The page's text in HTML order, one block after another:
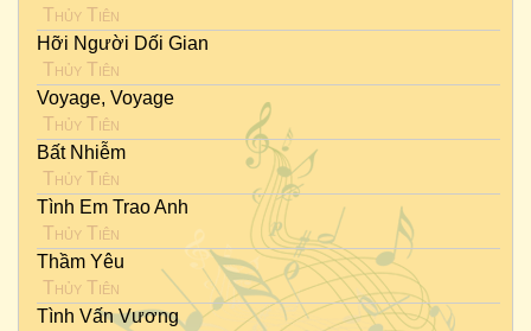
Thủy Tiên
Hỡi Người Dối Gian
Thủy Tiên
Voyage, Voyage
Thủy Tiên
Bất Nhiễm
Thủy Tiên
Tình Em Trao Anh
Thủy Tiên
Thầm Yêu
Thủy Tiên
Tình Vấn Vương